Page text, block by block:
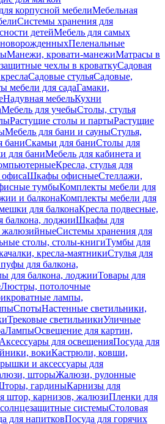
корпусной мебелиМебельная
Системы хранения для
детейМебель для самых
Пеленальные
Манежи, кровати-манежиМатрасы в
чехлы в кроваткуСадовая
Садовые стульяСадовые,
мебели для садаГамаки,
Надувная мебельКухни
Мебель для учебыСтолы, стулья
Растущие столы и партыРастущие
Мебель для бани и сауныСтулья,
баниСкамьи для баниСтолы для
для баниМебель для кабинета и
Кресла, стулья для
Шкафы офисныеСтеллажи,
тумбыКомплекты мебели для
и балконаКомплекты мебели для
для балконаКресла подвесные,
балкона, лоджииШкафы для
Системы хранения для
столы, столы-книгиТумбы для
кресла-маятникиСтулья для
для балкона,
для балкона, лоджииТовары для
Люстры, потолочные
лампы,
СпотыНастенные светильники,
Трековые светильникиУличные
ЛампыОсвещение для картин,
Аксессуары для освещенияПосуда для
вокиКастрюли, ковши,
и аксессуары для
шторыЖалюзи, рулонные
гардиныКарнизы для
штор, карнизов, жалюзиПленки для
системыСтоловая
для напитковПосуда для горячих